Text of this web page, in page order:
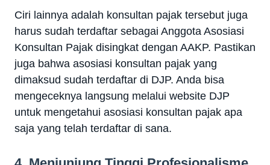
Ciri lainnya adalah konsultan pajak tersebut juga
harus sudah terdaftar sebagai Anggota Asosiasi
Konsultan Pajak disingkat dengan AAKP. Pastikan
juga bahwa asosiasi konsultan pajak yang
dimaksud sudah terdaftar di DJP. Anda bisa
mengeceknya langsung melalui website DJP
untuk mengetahui asosiasi konsultan pajak apa
saja yang telah terdaftar di sana.